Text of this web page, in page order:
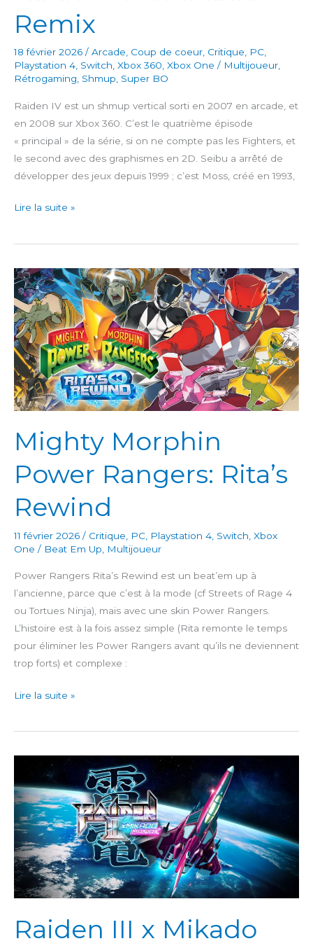
Remix
18 février 2026 / Arcade, Coup de coeur, Critique, PC,
Playstation 4, Switch, Xbox 360, Xbox One / Multijoueur,
Rétrogaming, Shmup, Super BO
Raiden IV est un shmup vertical sorti en 2007 en arcade, et
en 2008 sur Xbox 360. C’est le quatrième épisode
« principal » de la série, si on ne compte pas les Fighters, et
le second avec des graphismes en 2D. Seibu a arrêté de
développer des jeux depuis 1999 ; c’est Moss, créé en 1993,
Raiden
x
Remix
Lire la suite »
Mighty Morphin
Power Rangers: Rita’s
Rewind
11 février 2026 / Critique PC Playstation 4 Switch Xbox
One / Beat Em Up Multijoueur
Power Rangers Rita’s Rewind est un beat’em up à
l’ancienne, parce que c’est à la mode (cf Streets of Rage 4
ou Tortues Ninja), mais avec une skin Power Rangers.
L’histoire est à la fois assez simple (Rita remonte le temps
pour éliminer les Power Rangers avant qu’ils ne deviennent
trop forts) et complexe :
Mighty
Power
Rewind
Lire la suite »
Raiden III x Mikado